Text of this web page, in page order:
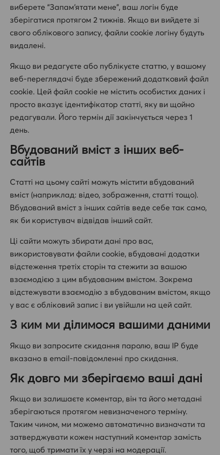
виберете “Запам’ятати мене”, ваш логін буде
зберігатися протягом 2 тижнів. Якщо ви вийдете зі
свого облікового запису, файли cookie логіну будуть
видалені.
Якщо ви редагуєте або публікуєте статтю, у вашому
веб-переглядачі буде збережений додатковий файл
cookie. Цей файл cookie не містить особистих даних і
просто вказує ідентифікатор статті, яку ви щойно
редагували. Його термін дії закінчується через 1
день.
Вбудований вміст з інших веб-
сайтів
Статті на цьому сайті можуть містити вбудований
вміст (наприклад: відео, зображення, статті тощо).
Вбудований вміст з інших сайтів веде себе так само,
як би користувач відвідав інший сайт.
Ці сайти можуть збирати дані про вас,
використовувати файли cookie, вбудовані додатки
відстеження третіх сторін та стежити за вашою
взаємодією з цим вбудованим вмістом. Зокрема
відстежувати взаємодію з вбудованим вмістом, якщо
у вас є обліковий запис і ви увійшли на цей сайт.
З ким ми ділимося вашими даними
Якщо ви запросите скидання паролю, ваш IP буде
вказано в email-повідомленні про скидання.
Як довго ми зберігаємо ваші дані
Якщо ви залишаєте коментар, він та його метадані
зберігаються протягом невизначеного терміну.
Таким чином, ми можемо автоматично визначати та
затверджувати кожен наступний коментар замість
того, щоб тримати їх у черзі на модерації.